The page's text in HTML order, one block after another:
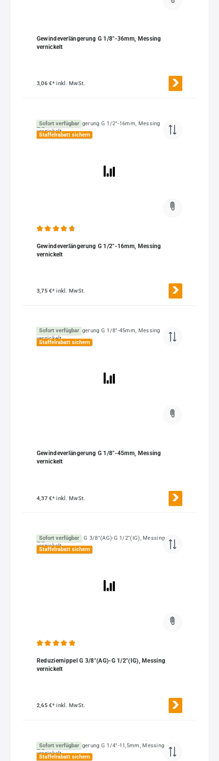
Gewindeverlängerung G 1/8"-36mm, Messing
vernickelt
3,06 €*inkl. MwSt.
Sofort verfügbar
Staffelrabatt sichern
Gewindeverlängerung G 1/2"-16mm, Messing
vernickelt
3,75 €*inkl. MwSt.
Sofort verfügbar
Staffelrabatt sichern
Gewindeverlängerung G 1/8"-45mm, Messing
vernickelt
4,37 €*inkl. MwSt.
Sofort verfügbar
Staffelrabatt sichern
Reduziernippel G 3/8"(AG)-G 1/2"(IG), Messing
vernickelt
2,65 €*inkl. MwSt.
Sofort verfügbar
Staffelrabatt sichern